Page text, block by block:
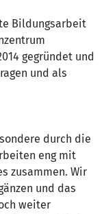
Bildungsarbeit
gegründet und
und als
durch die
eng mit
zusammen. Wir
und das
weiter